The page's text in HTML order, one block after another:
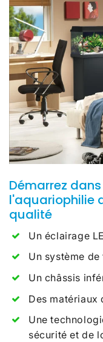
Démarrez
l'aquariophilie
qualité
Un éclairage
Un système
Un châssis
Des matériaux
Une
sécurité et de